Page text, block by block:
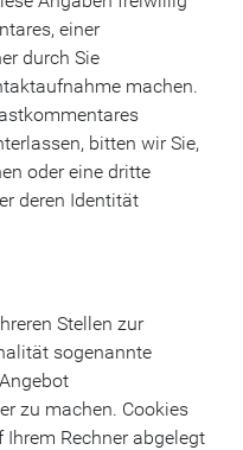
einer
durch Sie
machen.
bitten wir Sie,
oder eine dritte
deren Identität
Stellen zur
sogenannte
zu machen. Cookies
Rechner abgelegt